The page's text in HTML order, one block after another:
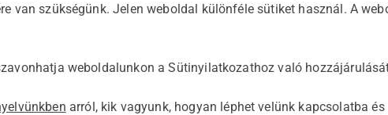
van szükségünk. Jelen weboldal különféle sütiket használ. A
weboldalunkon a Sütinyilatkozathoz való
arról, kik vagyunk, hogyan léphet velünk kapcsolatba